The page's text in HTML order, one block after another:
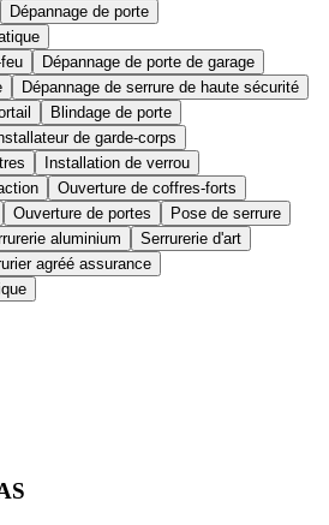
Dépannage de porte
Dépannage de porte de garage
Dépannage de serrure de haute sécurité
Blindage de porte
de garde-corps
Installation de verrou
Ouverture de coffres-forts
Ouverture de portes
Pose de serrure
aluminium
Serrurerie d'art
agréé assurance